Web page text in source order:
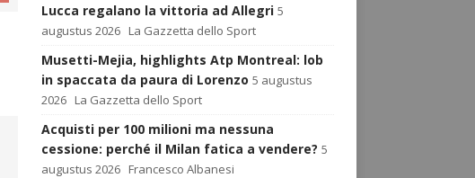
Lucca regalano la vittoria ad Allegri 5
augustus 2026 La Gazzetta dello Sport
Musetti-Mejia, highlights Atp Montreal: lob
in spaccata da paura di Lorenzo 5 augustus
2026 La Gazzetta dello Sport
Acquisti per 100 milioni ma nessuna
cessione: perché il Milan fatica a vendere? 5
augustus 2026 Francesco Albanesi